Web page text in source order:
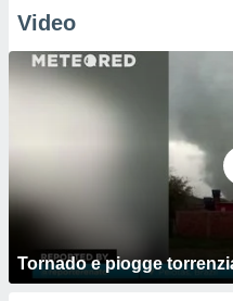
Video
Tornado e piogge